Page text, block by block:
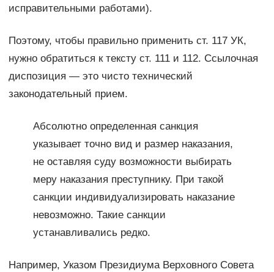
исправительными работами).
Поэтому, чтобы правильно применить ст. 117 УК,
нужно обратиться к тексту ст. 111 и 112. Ссылочная
диспозиция — это чисто технический
законодательный прием.
Абсолютно определенная санкция
указывает точно вид и размер наказания,
не оставляя суду возможности выбирать
меру наказания преступнику. При такой
санкции индивидуализировать наказание
невозможно. Такие санкции
устанавливались редко.
Например, Указом Президиума Верховного Совета